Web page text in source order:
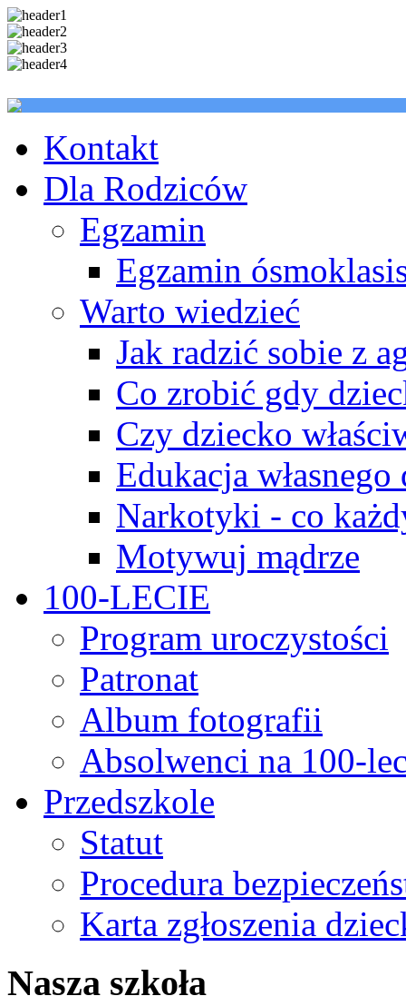
Kontakt
Dla Rodziców
Egzamin
Egzamin
Warto wiedzieć
Jak radzić sobie z
Co zrobić gdy
Czy dziecko
Edukacja własnego
Narkotyki - co
Motywuj mądrze
100-LECIE
Program uroczystości
Patronat
Album fotografii
Absolwenci na 100-
Przedszkole
Statut
Procedura
Karta zgłoszenia
Nasza szkoła